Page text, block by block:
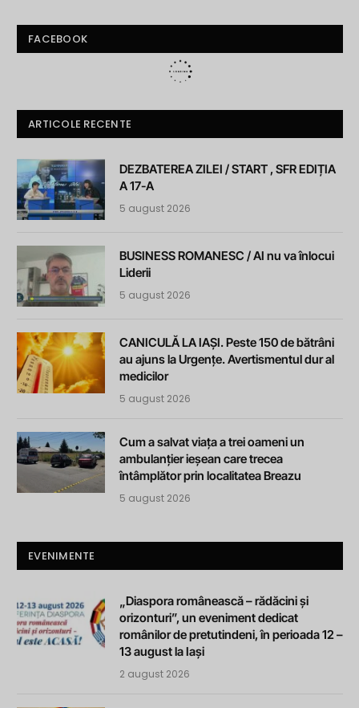
FACEBOOK
ARTICOLE RECENTE
DEZBATEREA ZILEI / START , SFR EDIȚIA
A 17-A
5 august 2026
BUSINESS ROMANESC / AI nu va înlocui
Liderii
5 august 2026
CANICULĂ LA IAȘI. Peste 150 de bătrâni
au ajuns la Urgențe. Avertismentul dur al
medicilor
5 august 2026
Cum a salvat viața a trei oameni un
ambulanțier ieșean care trecea
întâmplător prin localitatea Breazu
5 august 2026
EVENIMENTE
„Diaspora românească – rădăcini și
orizonturi”, un eveniment dedicat
românilor de pretutindeni, în perioada 12 –
13 august la Iași
2 august 2026